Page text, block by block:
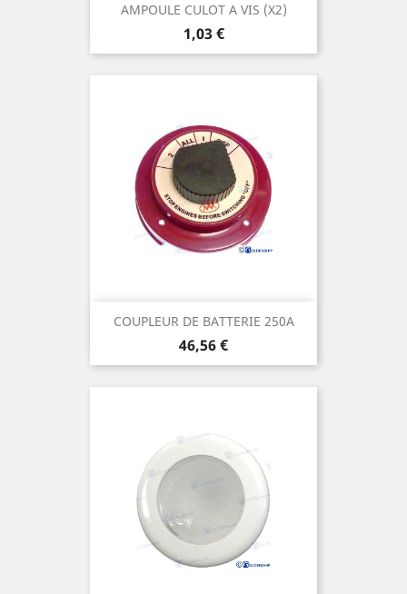
AMPOULE CULOT A VIS (X2)
Prix
1,03 €
COUPLEUR DE BATTERIE 250A
Prix
46,56 €